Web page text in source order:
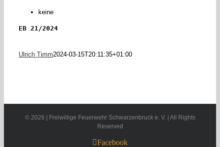
keine
EB 21/2024
Ulrich Timm2024-03-15T20:11:35+01:00
© 2026 | Freiwillige Feuerwehr Schwarzenbruck e. V. | All Rights
Reserved
Facebook